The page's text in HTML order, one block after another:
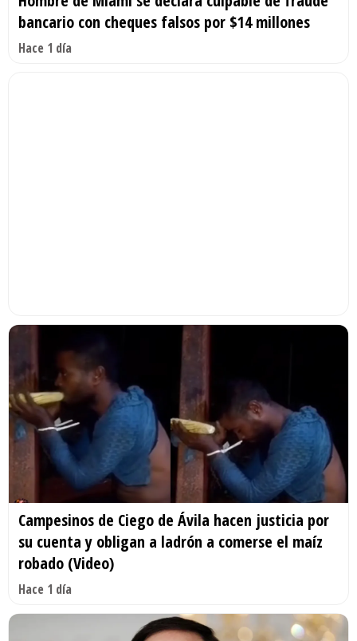
bancario con cheques falsos por $14 millones
Hace 1 día
Campesinos de Ciego de Ávila hacen justicia por
su cuenta y obligan a ladrón a comerse el maíz
robado (Video)
Hace 1 día